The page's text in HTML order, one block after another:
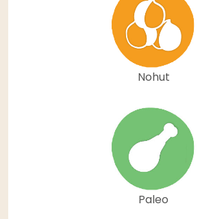
Nohut
Paleo